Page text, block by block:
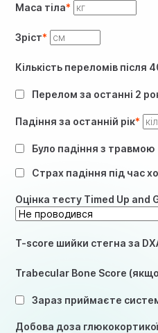
Маса тіла
Зріст
Кількість переломів після
Перелом за останні 2
Падіння за останній рік
Було падіння з травмою
Страх падіння під час
Оцінка тесту Timed Up and
T-score шийки стегна за
Trabecular Bone Score
Зараз приймаєте
Добова доза